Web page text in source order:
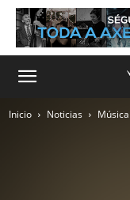
Inicio Noticias Música